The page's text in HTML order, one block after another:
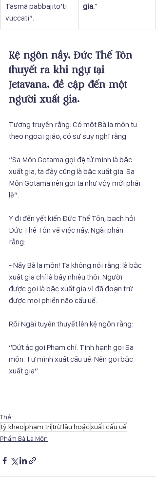
Tasmā pabbajito’ti
vuccati”.
gia."
Kệ ngôn nầy, Đức Thế Tôn
thuyết ra khi ngự tại
Jetavana, đề cập đến một
người xuất gia.
Tương truyền rằng: Có một Bà la môn tu
theo ngoại giáo, có sự suy nghĩ rằng:
“Sa Môn Gotama gọi đệ tử mình là bậc
xuất gia, ta đây cũng là bậc xuất gia. Sa
Môn Gotama nên gọi ta như vậy mới phải
lẽ”.
Y đi đến yết kiến Đức Thế Tôn, bạch hỏi
Đức Thế Tôn về việc nầy. Ngài phán
rằng:
- Nầy Bà la môn! Ta không nói rằng: là bậc
xuất gia chỉ là bấy nhiêu thôi. Người
được gọi là bậc xuất gia vì đã đoạn trừ
được mọi phiền não cấu uế.
Rồi Ngài tuyên thuyết lên kệ ngôn rằng:
“Dứt ác gọi Phạm chí. Tịnh hạnh gọi Sa
môn. Tự mình xuất cấu uế. Nên gọi bậc
xuất gia”.
Thẻ:
tỳ kheophạm trítrừ lậu hoặcxuất cấu uế
Phẩm Bà La Môn